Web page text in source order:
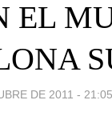
EL
DE 2011 - 21:05